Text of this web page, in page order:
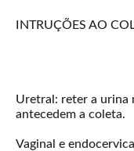
INTRUÇÕES AO
Uretral: reter a urina
antecedem a coleta.
Vaginal e